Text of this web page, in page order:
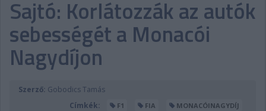
PODCAST
SHOP
TIPPJÁTÉK
DIGITÁLIS MAGAZIN
PONTÁLLÁSOK
VERSENYNAPTÁRAK
Sajtó: Korlátozzák az autók
sebességét a Monacói
Nagydíjon
Szerző: Gobodics Tamás
Címkék:
F1 FIA MONACÓINAGYDÍJ